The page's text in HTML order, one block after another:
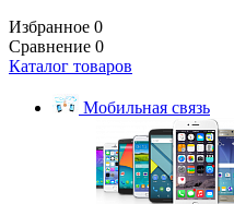
Избранное 0
Сравнение 0
Каталог товаров
Мобильная связь